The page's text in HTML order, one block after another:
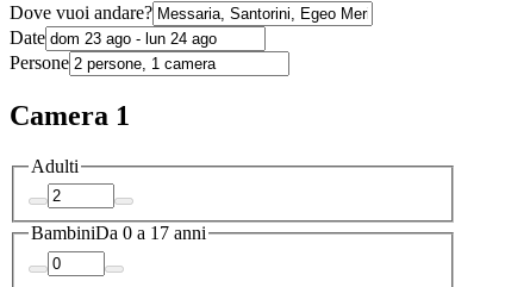
Dove vuoi andare?
Date
Persone
Camera 1
Adulti
BambiniDa 0 a 17 anni